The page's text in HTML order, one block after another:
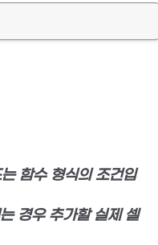
함수 형식의 조건입
경우 추가할 실제 셀